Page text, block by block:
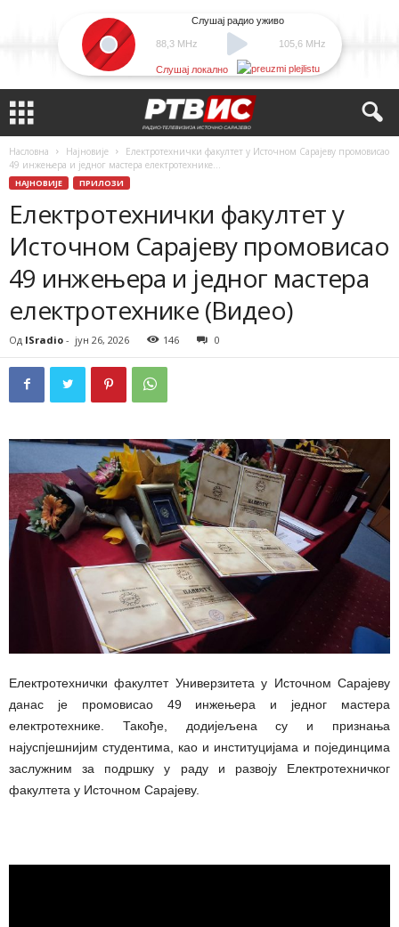
88,3 MHz
Слушај радио уживо
105,6 MHz
Слушај локално
Насловна Најновије
Електротехнички факултет у Источном Сарајеву промовисао
49 инжењера и једног мастера електротехнике...
НАЈНОВИЈЕ ПРИЛОЗИ
Електротехнички факултет у
Источном Сарајеву промовисао
49 инжењера и једног мастера
електротехнике (Видео)
Од ISradio - јун 26, 2026 146 0
Електротехнички факултет Универзитета у Источном Сарајеву
данас је промовисао 49 инжењера и једног мастера
електротехнике. Такође, додијељена су и признања
најуспјешнијим студентима, као и институцијама и појединцима
заслужним за подршку у раду и развоју Електротехничког
факултета у Источном Сарајеву.